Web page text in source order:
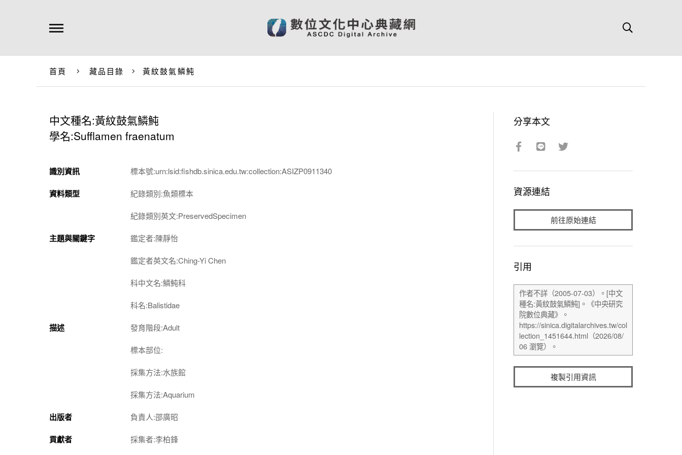
首頁 藏品目錄 黃紋鼓氣鱗魨
中文種名:黃紋鼓氣鱗魨
學名:Sufflamen fraenatum
識別資訊 標本號:urn:lsid:fishdb.sinica.edu.tw:collection:ASIZP0911340
資料類型 紀錄類別:魚類標本
紀錄類別英文:PreservedSpecimen
主題與關鍵字 鑑定者:陳靜怡
鑑定者英文名:Ching-Yi Chen
科中文名:鱗魨科
科名:Balistidae
描述 發育階段:Adult
標本部位:
採集方法:水族館
採集方法:Aquarium
出版者 負責人:邵廣昭
貢獻者 採集者:李柏鋒
分享本文
資源連結
前往原始連結
引用
複製引用資訊